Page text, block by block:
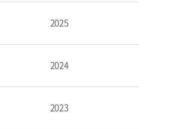
2025
2024
2023